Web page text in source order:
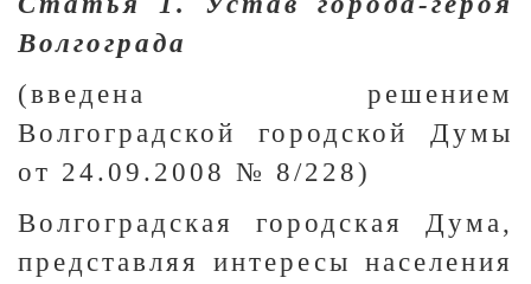
Волгограда
(введена решением
Волгоградской городской Думы
от 24.09.2008 № 8/228)
Волгоградская городская Дума,
представляя интересы населения